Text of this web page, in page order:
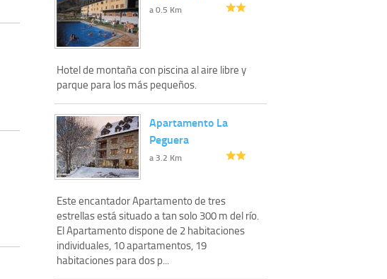
a 0.5 Km
Hotel de montaña con piscina al aire libre y
parque para los más pequeños.
Apartamento La
Peguera
a 3.2 Km
Este encantador Apartamento de tres
estrellas está situado a tan solo 300 m del río.
El Apartamento dispone de 2 habitaciones
individuales, 10 apartamentos, 19
habitaciones para dos p...